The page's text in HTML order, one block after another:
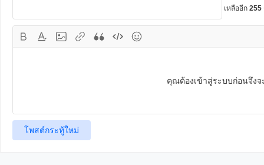
เหลืออีก 255
คุณต้องเข้าสู่ระบบก่อนจึง
โพสต์กระทู้ใหม่